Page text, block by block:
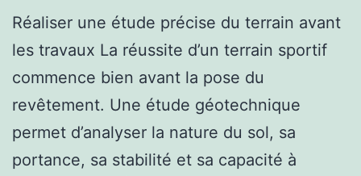
Réaliser une étude précise du terrain avant
les travaux La réussite d’un terrain sportif
commence bien avant la pose du
revêtement. Une étude géotechnique
permet d’analyser la nature du sol, sa
portance, sa stabilité et sa capacité à